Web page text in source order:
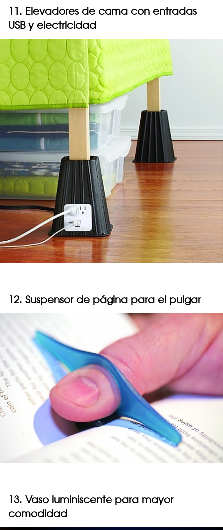
11. Elevadores de cama con entradas
USB y electricidad
12. Suspensor de página para el pulgar
13. Vaso luminiscente para mayor
comodidad